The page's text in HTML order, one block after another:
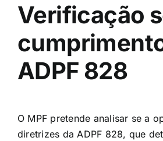
Verificação
ADPF 828
O MPF pretende analisar se a
diretrizes da ADPF 828, que